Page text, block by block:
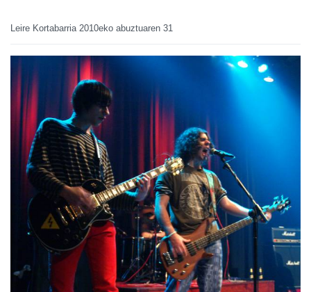
Leire Kortabarria 2010eko abuztuaren 31